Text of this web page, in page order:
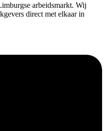
arbeidsmarkt. Wij
direct met elkaar in